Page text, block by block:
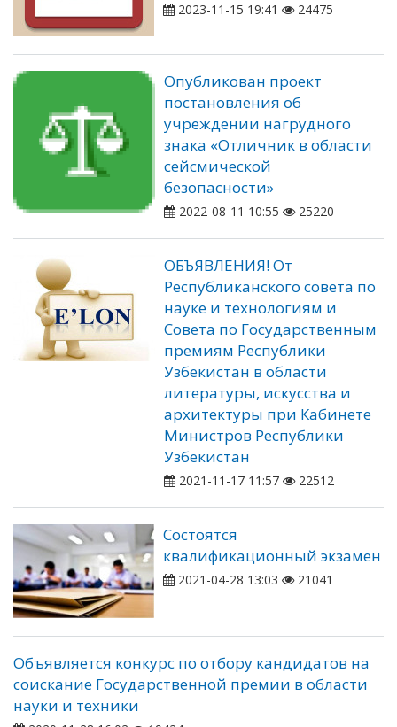
2023-11-15 19:41 24475
Опубликован проект
постановления об
учреждении нагрудного
знака «Отличник в области
сейсмической
безопасности»
2022-08-11 10:55 25220
ОБЪЯВЛЕНИЯ! От
Республиканского совета по
науке и технологиям и
Совета по Государственным
премиям Республики
Узбекистан в области
литературы, искусства и
архитектуры при Кабинете
Министров Республики
Узбекистан
2021-11-17 11:57 22512
Состоятся
квалификационный экзамен
2021-04-28 13:03 21041
Объявляется конкурс по отбору кандидатов на
соискание Государственной премии в области
науки и техники